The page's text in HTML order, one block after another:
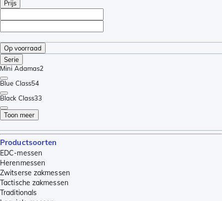
Prijs
Op voorraad
Serie
Mini Adamas2
Blue Class54
Black Class33
Toon meer
Productsoorten
EDC-messen
Herenmessen
Zwitserse zakmessen
Tactische zakmessen
Traditionals